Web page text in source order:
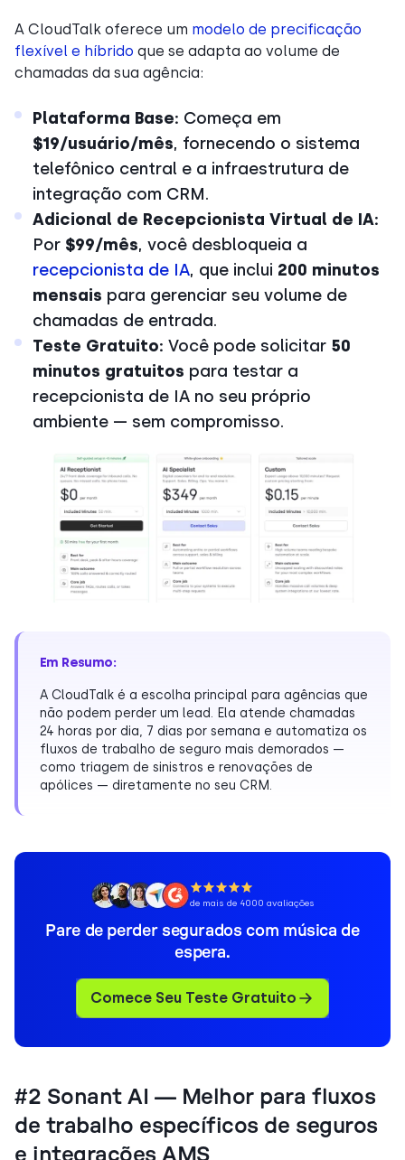
A CloudTalk oferece um modelo de precificação
flexível e híbrido que se adapta ao volume de
chamadas da sua agência:
Plataforma Base: Começa em
$19/usuário/mês, fornecendo o sistema
telefônico central e a infraestrutura de
integração com CRM.
Adicional de Recepcionista Virtual de IA:
Por $99/mês, você desbloqueia a
recepcionista de IA, que inclui 200 minutos
mensais para gerenciar seu volume de
chamadas de entrada.
Teste Gratuito: Você pode solicitar 50
minutos gratuitos para testar a
recepcionista de IA no seu próprio
ambiente — sem compromisso.
Em Resumo:
A CloudTalk é a escolha principal para agências que
não podem perder um lead. Ela atende chamadas
24 horas por dia, 7 dias por semana e automatiza os
fluxos de trabalho de seguro mais demorados —
como triagem de sinistros e renovações de
apólices — diretamente no seu CRM.
de mais de 4000 avaliações
Pare de perder segurados com música de
espera.
Comece Seu Teste Gratuito
#2 Sonant AI — Melhor para fluxos
de trabalho específicos de seguros
e integrações AMS